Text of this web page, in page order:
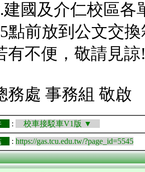
建國及介仁校區各
點前放到公文交
有不便，敬請見諒
務處 事務組 敬啟
: 校車接駁車V1版 ▼
: https://gas.tcu.edu.tw/?page_id=5545